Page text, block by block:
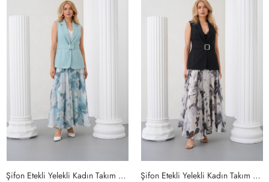
Şifon Etekli Yelekli Kadın Takım Elbise Mint Yeşili Mint Yeşili
Şifon Etekli Yelekli Kadın Takım Elbise Siyah Siyah